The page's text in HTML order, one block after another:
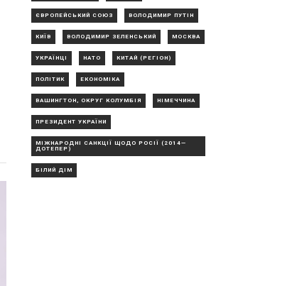
ЄВРОПЕЙСЬКИЙ СОЮЗ ВОЛОДИМИР ПУТІН
КИЇВ ВОЛОДИМИР ЗЕЛЕНСЬКИЙ МОСКВА
УКРАЇНЦІ НАТО КИТАЙ (РЕГІОН)
ПОЛІТИК ЕКОНОМІКА
ВАШИНГТОН, ОКРУГ КОЛУМБІЯ НІМЕЧЧИНА
ПРЕЗИДЕНТ УКРАЇНИ
МІЖНАРОДНІ САНКЦІЇ ЩОДО РОСІЇ (2014—
ДОТЕПЕР)
БІЛИЙ ДІМ